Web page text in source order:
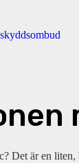
Det är en